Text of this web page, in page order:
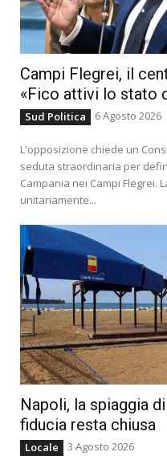
Campi Flegrei, il
«Fico attivi lo stato
Sud Politica 6 Agosto 2026
L'opposizione chiede un
seduta straordinaria per
Campania nei Campi Flegrei.
unitariamente...
Napoli, la spiaggia
fiducia resta chiusa
Locale 3 Agosto 2026